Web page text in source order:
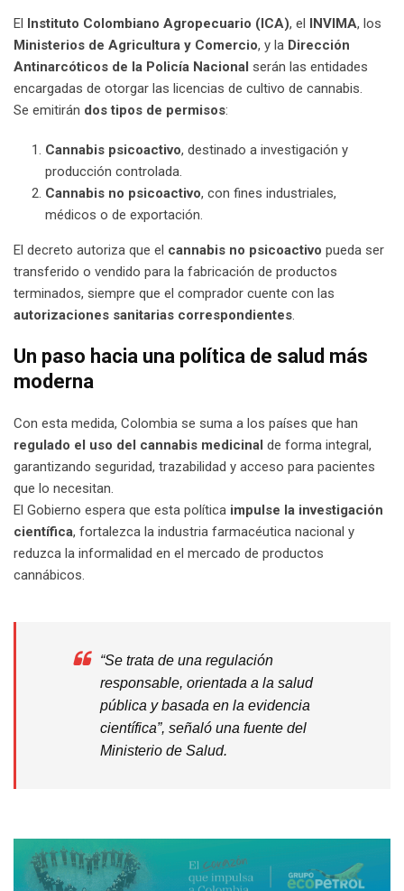
El Instituto Colombiano Agropecuario (ICA), el INVIMA, los
Ministerios de Agricultura y Comercio, y la Dirección
Antinarcóticos de la Policía Nacional serán las entidades
encargadas de otorgar las licencias de cultivo de cannabis.
Se emitirán dos tipos de permisos:
Cannabis psicoactivo, destinado a investigación y
producción controlada.
Cannabis no psicoactivo, con fines industriales,
médicos o de exportación.
El decreto autoriza que el cannabis no psicoactivo pueda ser
transferido o vendido para la fabricación de productos
terminados, siempre que el comprador cuente con las
autorizaciones sanitarias correspondientes.
Un paso hacia una política de salud más
moderna
Con esta medida, Colombia se suma a los países que han
regulado el uso del cannabis medicinal de forma integral,
garantizando seguridad, trazabilidad y acceso para pacientes
que lo necesitan.
El Gobierno espera que esta política impulse la investigación
científica, fortalezca la industria farmacéutica nacional y
reduzca la informalidad en el mercado de productos
cannábicos.
“Se trata de una regulación
responsable, orientada a la salud
pública y basada en la evidencia
científica”, señaló una fuente del
Ministerio de Salud.